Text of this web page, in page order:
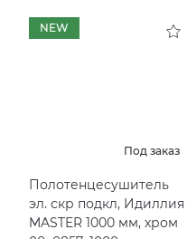
NEW
Под заказ
Полотенцесушитель
эл. скр подкл, Идиллия
MASTER 1000 мм, хром